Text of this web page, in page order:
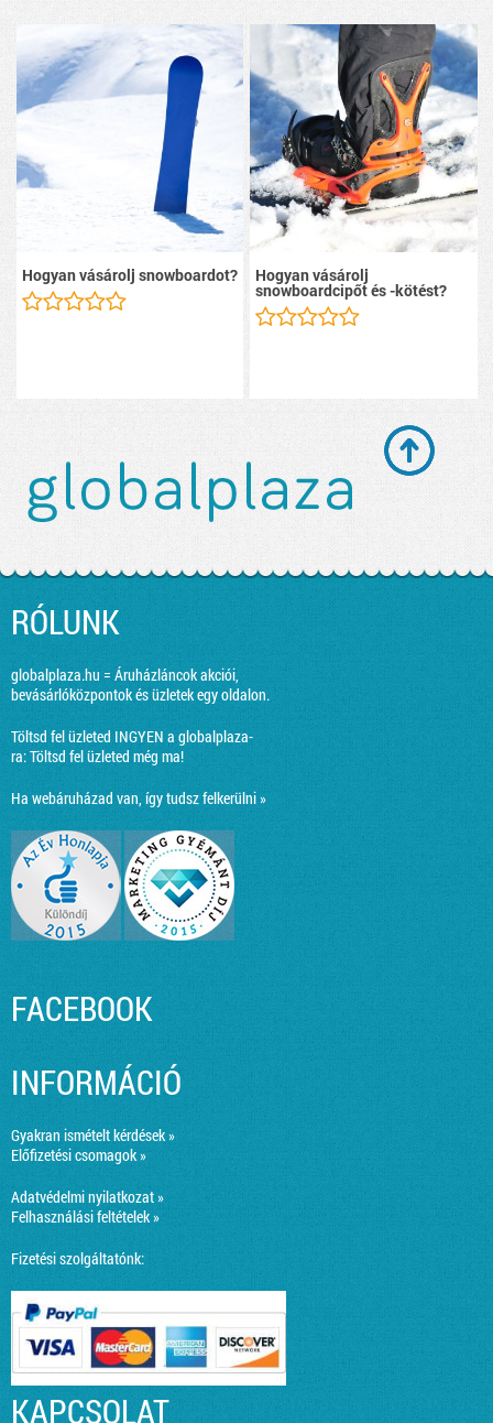
Hogyan vásárolj snowboardot? Hogyan vásárolj
snowboardcipőt és -kötést?
RÓLUNK
globalplaza.hu = Áruházláncok akciói,
bevásárlóközpontok és üzletek egy oldalon.
Töltsd fel üzleted INGYEN a globalplaza-
ra:Töltsd fel üzleted még ma!
Ha webáruházad van, így tudsz felkerülni »
FACEBOOK
INFORMÁCIÓ
Gyakran ismételt kérdések »
Előfizetési csomagok »
Adatvédelmi nyilatkozat »
Felhasználási feltételek »
Fizetési szolgáltatónk:
KAPCSOLAT